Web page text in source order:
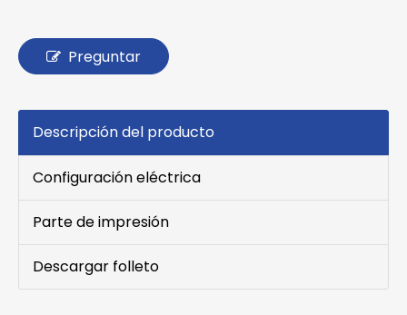
Preguntar
Descripción del producto
Configuración eléctrica
Parte de impresión
Descargar folleto